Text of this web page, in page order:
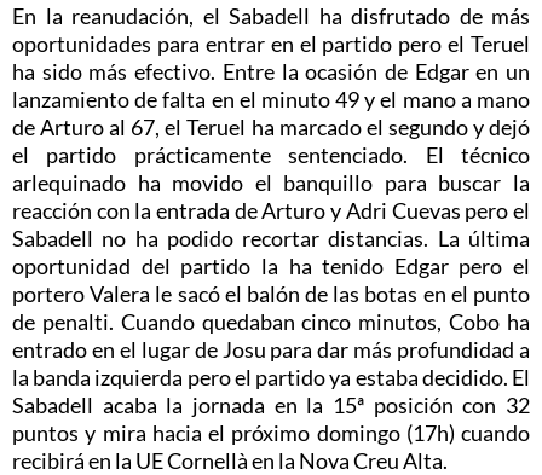
En la reanudación, el Sabadell ha disfrutado de más
oportunidades para entrar en el partido pero el Teruel
ha sido más efectivo. Entre la ocasión de Edgar en un
lanzamiento de falta en el minuto 49 y el mano a mano
de Arturo al 67, el Teruel ha marcado el segundo y dejó
el partido prácticamente sentenciado. El técnico
arlequinado ha movido el banquillo para buscar la
reacción con la entrada de Arturo y Adri Cuevas pero el
Sabadell no ha podido recortar distancias. La última
oportunidad del partido la ha tenido Edgar pero el
portero Valera le sacó el balón de las botas en el punto
de penalti. Cuando quedaban cinco minutos, Cobo ha
entrado en el lugar de Josu para dar más profundidad a
la banda izquierda pero el partido ya estaba decidido. El
Sabadell acaba la jornada en la 15ª posición con 32
puntos y mira hacia el próximo domingo (17h) cuando
recibirá en la UE Cornellà en la Nova Creu Alta.